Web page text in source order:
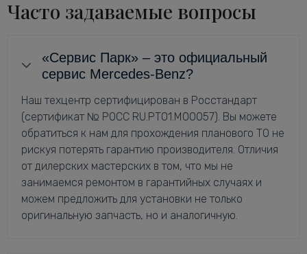
Часто задаваемые вопросы
«Сервис Парк» – это официальный
сервис Mercedes-Benz?
Наш техцентр сертифицирован в Росстандарт
(сертификат № РОСС RU.РТ01.М00057). Вы можете
обратиться к нам для прохождения планового ТО не
рискуя потерять гарантию производителя. Отличия
от дилерских мастерских в том, что мы не
занимаемся ремонтом в гарантийных случаях и
можем предложить для установки не только
оригинальную запчасть, но и аналогичную.